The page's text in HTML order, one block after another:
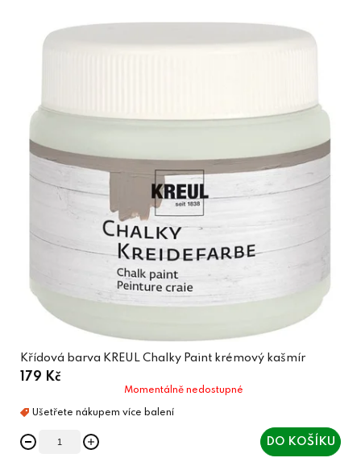
Křídová barva KREUL Chalky Paint krémový kašmír
179 Kč
Momentálně nedostupné
DO KOŠÍKU